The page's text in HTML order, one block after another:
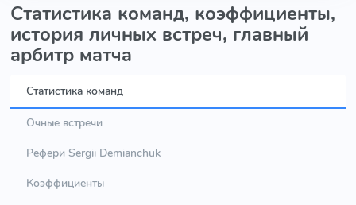
Статистика команд, коэффициенты,
история личных встреч, главный
арбитр матча
Статистика команд
Очные встречи
Рефери Sergii Demianchuk
Коэффициенты